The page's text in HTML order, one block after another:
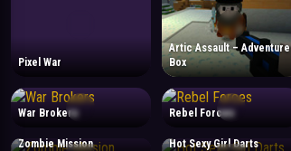
Pixel War
Artic Assault – Adventure
Box
War Brokers Rebel Forces
Zombie Mission Hot Sexy Girl Darts